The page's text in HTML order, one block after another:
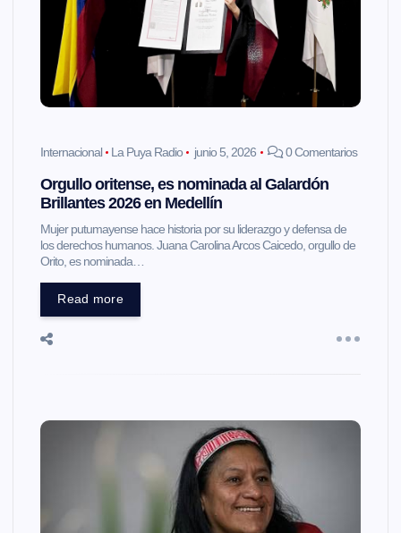
Internacional La Puya Radio junio 5, 2026 0 Comentarios
Orgullo oritense, es nominada al Galardón
Brillantes 2026 en Medellín
Mujer putumayense hace historia por su liderazgo y defensa de
los derechos humanos. Juana Carolina Arcos Caicedo, orgullo de
Orito, es nominada…
Read more